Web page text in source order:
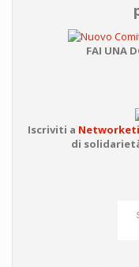
FAI UNA
Iscriviti a
di